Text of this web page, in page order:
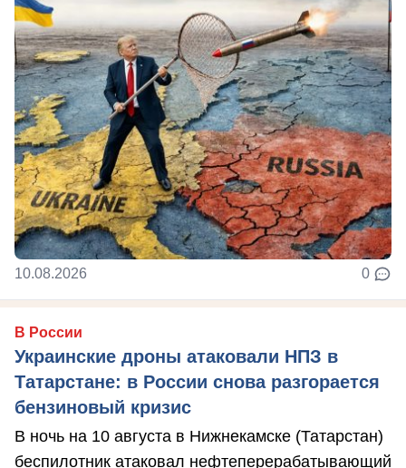
10.08.2026 0
В России
Украинские дроны атаковали НПЗ в
Татарстане: в России снова разгорается
бензиновый кризис
В ночь на 10 августа в Нижнекамске (Татарстан)
беспилотник атаковал нефтеперерабатывающий